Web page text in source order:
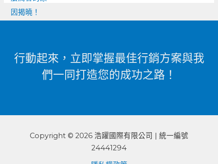
行動起來，立即掌握最佳行銷方案與我
們一同打造您的成功之路！
Copyright © 2026 浩躍國際有限公司 | 統一編號
24441294